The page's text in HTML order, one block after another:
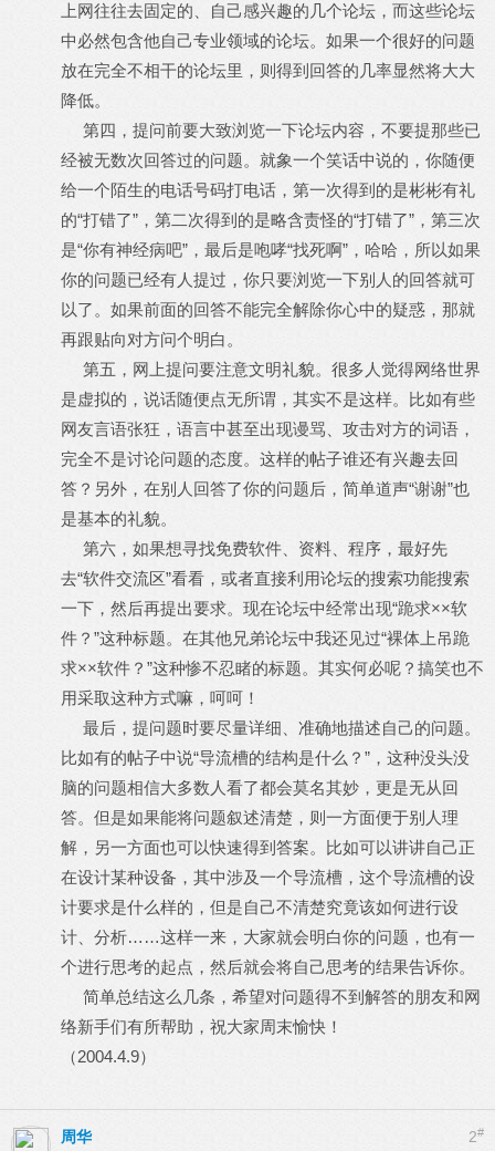
上网往往去固定的、自己感兴趣的几个论坛，而这些论坛
中必然包含他自己专业领域的论坛。如果一个很好的问题
放在完全不相干的论坛里，则得到回答的几率显然将大大
降低。
第四，提问前要大致浏览一下论坛内容，不要提那些已
经被无数次回答过的问题。就象一个笑话中说的，你随便
给一个陌生的电话号码打电话，第一次得到的是彬彬有礼
的“打错了”，第二次得到的是略含责怪的“打错了”，第三次
是“你有神经病吧”，最后是咆哮“找死啊”，哈哈，所以如果
你的问题已经有人提过，你只要浏览一下别人的回答就可
以了。如果前面的回答不能完全解除你心中的疑惑，那就
再跟贴向对方问个明白。
第五，网上提问要注意文明礼貌。很多人觉得网络世界
是虚拟的，说话随便点无所谓，其实不是这样。比如有些
网友言语张狂，语言中甚至出现谩骂、攻击对方的词语，
完全不是讨论问题的态度。这样的帖子谁还有兴趣去回
答？另外，在别人回答了你的问题后，简单道声“谢谢”也
是基本的礼貌。
第六，如果想寻找免费软件、资料、程序，最好先
去“软件交流区”看看，或者直接利用论坛的搜索功能搜索
一下，然后再提出要求。现在论坛中经常出现“跪求××软
件？”这种标题。在其他兄弟论坛中我还见过“裸体上吊跪
求××软件？”这种惨不忍睹的标题。其实何必呢？搞笑也不
用采取这种方式嘛，呵呵！
最后，提问题时要尽量详细、准确地描述自己的问题。
比如有的帖子中说“导流槽的结构是什么？”，这种没头没
脑的问题相信大多数人看了都会莫名其妙，更是无从回
答。但是如果能将问题叙述清楚，则一方面便于别人理
解，另一方面也可以快速得到答案。比如可以讲讲自己正
在设计某种设备，其中涉及一个导流槽，这个导流槽的设
计要求是什么样的，但是自己不清楚究竟该如何进行设
计、分析……这样一来，大家就会明白你的问题，也有一
个进行思考的起点，然后就会将自己思考的结果告诉你。
简单总结这么几条，希望对问题得不到解答的朋友和网
络新手们有所帮助，祝大家周末愉快！
（2004.4.9）
2#
周华